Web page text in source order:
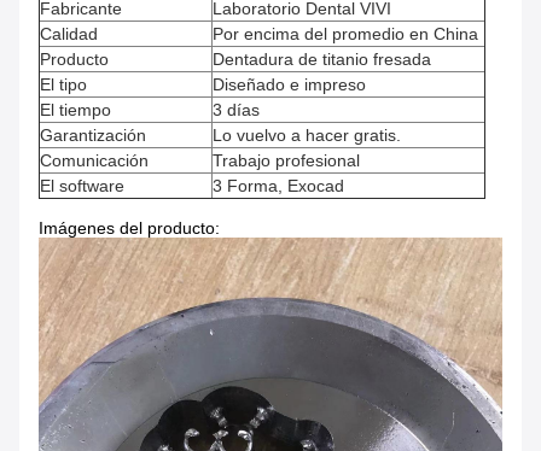
Fabricante
Laboratorio Dental VIVI
Calidad
Por encima del promedio en China
Producto
Dentadura de titanio fresada
El tipo
Diseñado e impreso
El tiempo
3 días
Garantización
Lo vuelvo a hacer gratis.
Comunicación
Trabajo profesional
El software
3 Forma, Exocad
Imágenes del producto: